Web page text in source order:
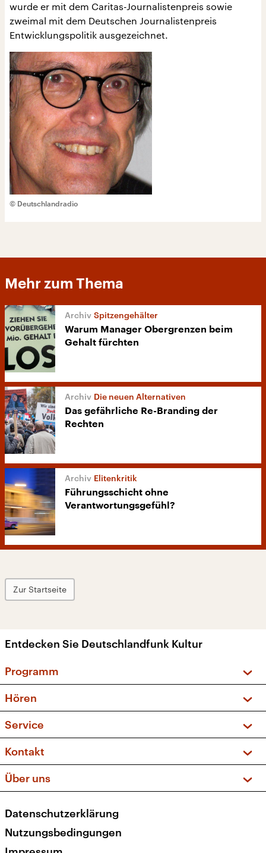
wurde er mit dem Caritas-Journalistenpreis sowie
zweimal mit dem Deutschen Journalistenpreis
Entwicklungspolitik ausgezeichnet.
© Deutschlandradio
Mehr zum Thema
Spitzengehälter
Warum Manager Obergrenzen beim
Gehalt fürchten
Die neuen Alternativen
Das gefährliche Re-Branding der
Rechten
Elitenkritik
Führungsschicht ohne
Verantwortungsgefühl?
Zur Startseite
Entdecken Sie Deutschlandfunk Kultur
Programm
Sendungen und Podcasts
Musikliste
Kakadu – Das Kinderprogramm
Hören
Frequenzen (UKW + DAB+)
Service
FAQ
Apps
Newsletter
Veranstaltungen
Kontakt
Social Media
Über uns
Presse
Karriere
Datenschutzerklärung
Nutzungsbedingungen